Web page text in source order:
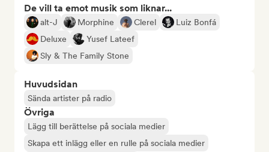
De vill ta emot musik som liknar...
alt-J Morphine Clerel
Luiz Bonfá
Deluxe
Yusef Lateef
Sly & The Family Stone
Huvudsidan
Sända artister på radio
Övriga
Lägg till berättelse på sociala medier
Skapa ett inlägg eller en rulle på sociala medier